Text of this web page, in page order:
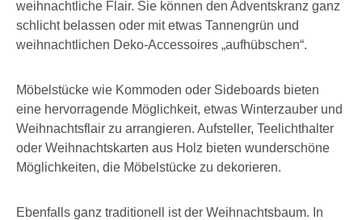
weihnachtliche Flair. Sie können den Adventskranz ganz
schlicht belassen oder mit etwas Tannengrün und
weihnachtlichen Deko-Accessoires „aufhübschen“.
Möbelstücke wie Kommoden oder Sideboards bieten
eine hervorragende Möglichkeit, etwas Winterzauber und
Weihnachtsflair zu arrangieren. Aufsteller, Teelichthalter
oder Weihnachtskarten aus Holz bieten wunderschöne
Möglichkeiten, die Möbelstücke zu dekorieren.
Ebenfalls ganz traditionell ist der Weihnachtsbaum. In